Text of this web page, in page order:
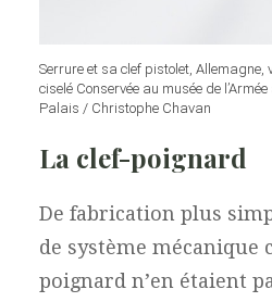
Serrure et sa clef pistolet, Allemagne,
ciselé Conservée au musée de
Palais / Christophe Chavan
La clef-poignard
De fabrication plus
de système mécanique
poignard n’en étaient